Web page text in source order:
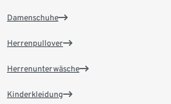
Damenschuhe
Herrenpullover
Herrenunterwäsche
Kinderkleidung